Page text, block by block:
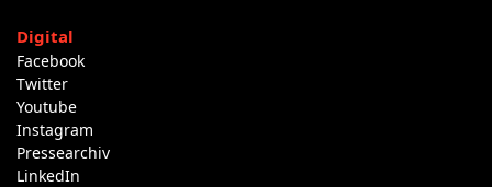
Digital
Facebook
Twitter
Youtube
Instagram
Pressearchiv
LinkedIn